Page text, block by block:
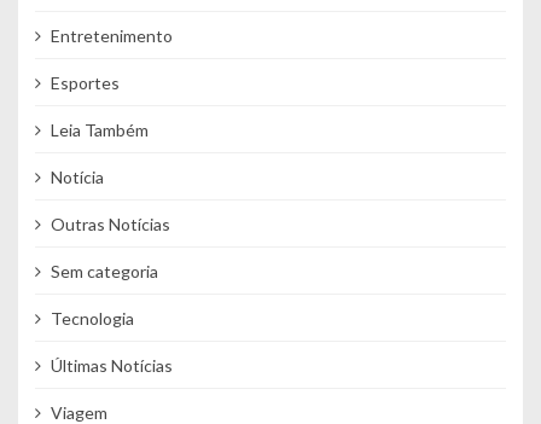
Entretenimento
Esportes
Leia Também
Notícia
Outras Notícias
Sem categoria
Tecnologia
Últimas Notícias
Viagem